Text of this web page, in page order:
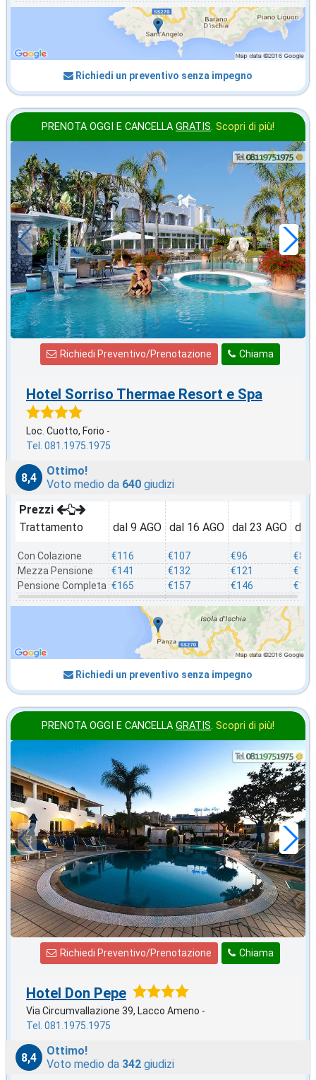
Richiedi un preventivo senza impegno
PRENOTA OGGI E CANCELLA GRATIS. Scopri di più!
2026 FERRAGOSTO
in offerta da
€116,21
a notte
Chiama
Richiedi Preventivo/Prenotazione
Hotel Sorriso Thermae Resort e Spa
Loc. Cuotto, Forio -
Tel. 081.1975.1975
8,4
Ottimo!
Voto medio da 640 giudizi
Prezzi
Trattamento
Con Colazione
Mezza Pensione
Pensione Completa
dal 9 AGO
€116
€141
€165
dal 16 AGO
€107
€132
€157
dal 23 AGO
€96
€121
€146
dal
€87
€112
€137
Richiedi un preventivo senza impegno
PRENOTA OGGI E CANCELLA GRATIS. Scopri di più!
2026 FERRAGOSTO
in offerta da
€109,86
a notte
Chiama
Richiedi Preventivo/Prenotazione
Hotel Don Pepe
Via Circumvallazione 39, Lacco Ameno -
Tel. 081.1975.1975
8,4
Ottimo!
Voto medio da 342 giudizi